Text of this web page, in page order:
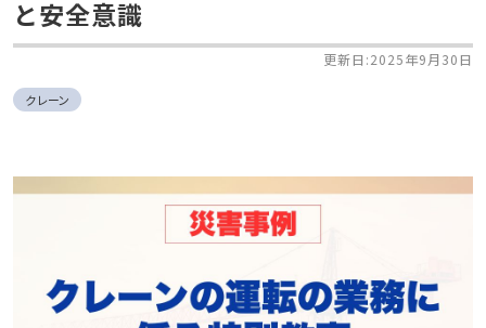
と安全意識
更新日:2025年9月30日
クレーン